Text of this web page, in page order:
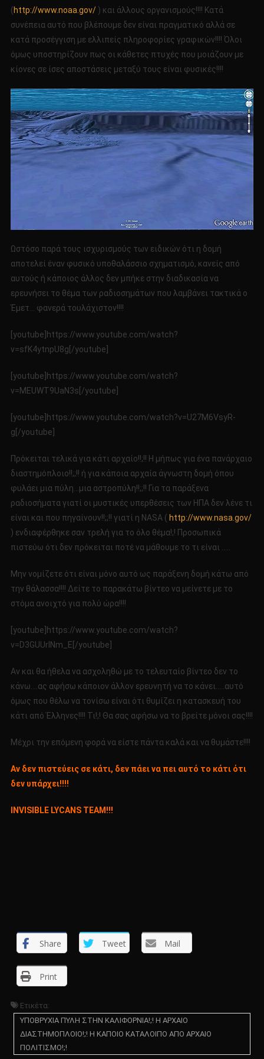
(http://www.noaa.gov/) και άλλους οργανισμούς!!!! Κατά
συνέπεια αυτό που βλέπουμε δεν είναι πραγματικό αλλά σε
κατά προσέγγιση με ελλιπείς πληροφορίες γραφικών!!!! Όλοι
όμως υποστηρίζουν πως οι κάθετες πτυχές που μοιάζουν με
κίονες σε ίσες αποστάσεις μεταξύ τους είναι φυσικές!!!!
Ωστόσο παρά τους ισχυρισμούς των ειδικών ότι η δομή
αποτελεί έναν φυσικό υποθαλάσσιο σχηματισμό, κανείς από
αυτούς ή κάποιος άλλος δεν μπήκε στην διαδικασία να
ερευνήσει το θέμα των ραδιοσημάτων που λαμβάνει τακτικά ο
Έμετ… φανερά τουλάχιστον!!!!
[youtube]https://www.youtube.com/watch?
v=sfK4ytnpU8g[/youtube]
[youtube]https://www.youtube.com/watch?
v=MEUWT9UaN3s[/youtube]
[youtube]https://www.youtube.com/watch?v=U27M6VsyR-
g[/youtube]
Πρόκειται τελικά για κάτι αρχαίο!!;!! Η μήπως για ένα πανάρχαιο
διαστημόπλοιο!!;;!! ή για κάποια αρχαία άγνωστη δομή όπου
φυλάει μια πύλη…μια αστροπύλη!!;;!! Για τα παράξενα
ραδιοσήματα γιατί οι μυστικές υπερθέσεις των ΗΠΑ δεν λένε τι
είναι και που πηγαίνουν!!;;!! γιατί η NASA ( http://www.nasa.gov/
) ενδιαφέρθηκε σαν τρελή για το όλο θέμα!;! Προσωπικά
πιστεύω ότι δεν πρόκειται ποτέ να μάθουμε το τι είναι …..
Μην νομίζετε ότι είναι μόνο αυτό ως παράξενη δομή κάτω από
την θάλασσα!!!! Δείτε το παρακάτω βίντεο να μείνετε με το
στόμα ανοιχτό για πολύ ώρα!!!!
[youtube]https://www.youtube.com/watch?
v=D3GUUrlNm_E[/youtube]
Αν και θα ήθελα να ασχοληθώ με το τελευταίο βίντεο δεν το
κάνω….ας αφήσω κάποιον άλλον ερευνητή να το κάνει…..αυτό
όμως που θέλω να τονίσω είναι ότι θυμίζει η κατασκευή του
κάτι από Έλληνες!!!! Τι!;! Θα σας αφήσω να το βρείτε μόνοι σας!!!!
Μέχρι την επόμενη φορά να είστε πάντα καλά και να θυμάστε!!!!
Αν δεν πιστεύεις σε κάτι, δεν πάει να πει αυτό το κάτι ότι
δεν υπάρχει!!!!
INVISIBLE LYCANS TEAM!!!
Share Tweet Mail
Print
Ετικέτα:
ΥΠΟΒΡΥΧΙΑ ΠΥΛΗ ΣΤΗΝ ΚΑΛΙΦΟΡΝΙΑ!;! Η ΑΡΧΑΙΟ
ΔΙΑΣΤΗΜΟΠΛΟΙΟ!;! Η ΚΑΠΟΙΟ ΚΑΤΑΛΟΙΠΟ ΑΠΟ ΑΡΧΑΙΟ
ΠΟΛΙΤΙΣΜΟ!;!